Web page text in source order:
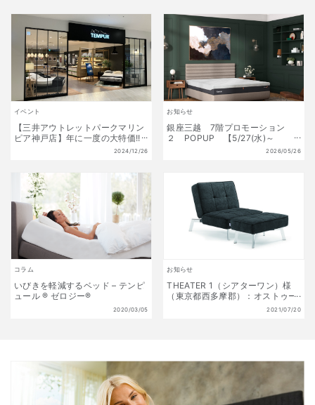
イベント
【三井アウトレットパークマリン
ピア神戸店】年に一度の大特価!!
初夢福袋 販売開始!! 1月1日(水)
2024/12/26
お知らせ
銀座三越 7階プロモーション
２ POPUP 【5/27(水)～
2026/05/26
コラム
いびきを軽減するベッド – テンピ
ュール ® ゼロジー®
2020/03/05
お知らせ
THEATER 1（シアターワン）様
（東京都西多摩郡）：オストゥー
2021/07/20